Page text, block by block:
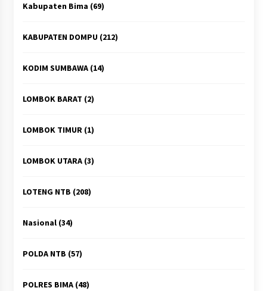
Kabupaten Bima (69)
KABUPATEN DOMPU(212)
KODIM SUMBAWA(14)
LOMBOK BARAT (2)
LOMBOK TIMUR(1)
LOMBOK UTARA(3)
LOTENG NTB (208)
Nasional(34)
POLDA NTB (57)
POLRES BIMA(48)